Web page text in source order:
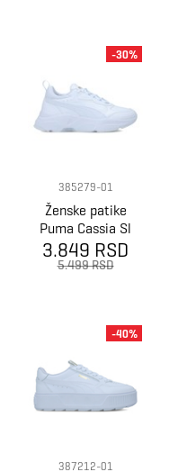
385279-01
Ženske patike
Puma Cassia Sl
3.849 RSD
5.499 RSD
-30%
387212-01
-40%